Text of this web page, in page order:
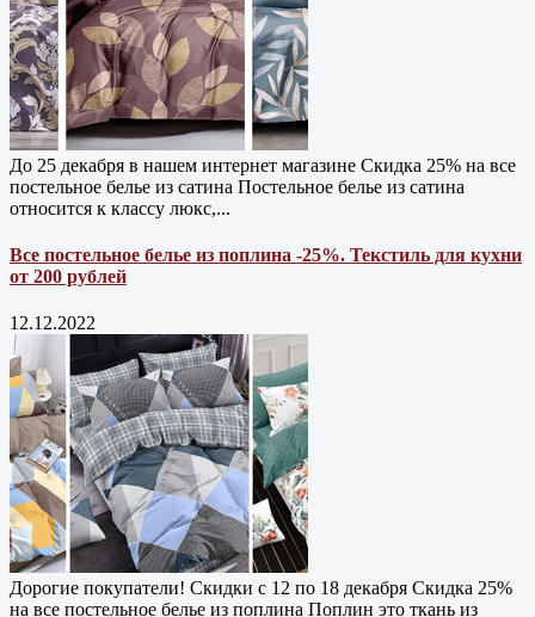
До 25 декабря в нашем интернет магазине Cкидка 25% на все
постельное белье из сатина Постельное белье из сатина
относится к классу люкс,...
Все постельное белье из поплина -25%. Текстиль для кухни
от 200 рублей
12.12.2022
Дорогие покупатели! Скидки с 12 по 18 декабря Скидка 25%
на все постельное белье из поплина Поплин это ткань из